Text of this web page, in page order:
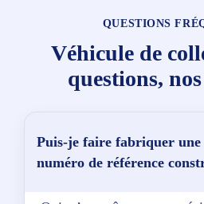
QUESTIONS
Véhicule de
questions,
Puis-je faire fabriquer une
numéro de référence